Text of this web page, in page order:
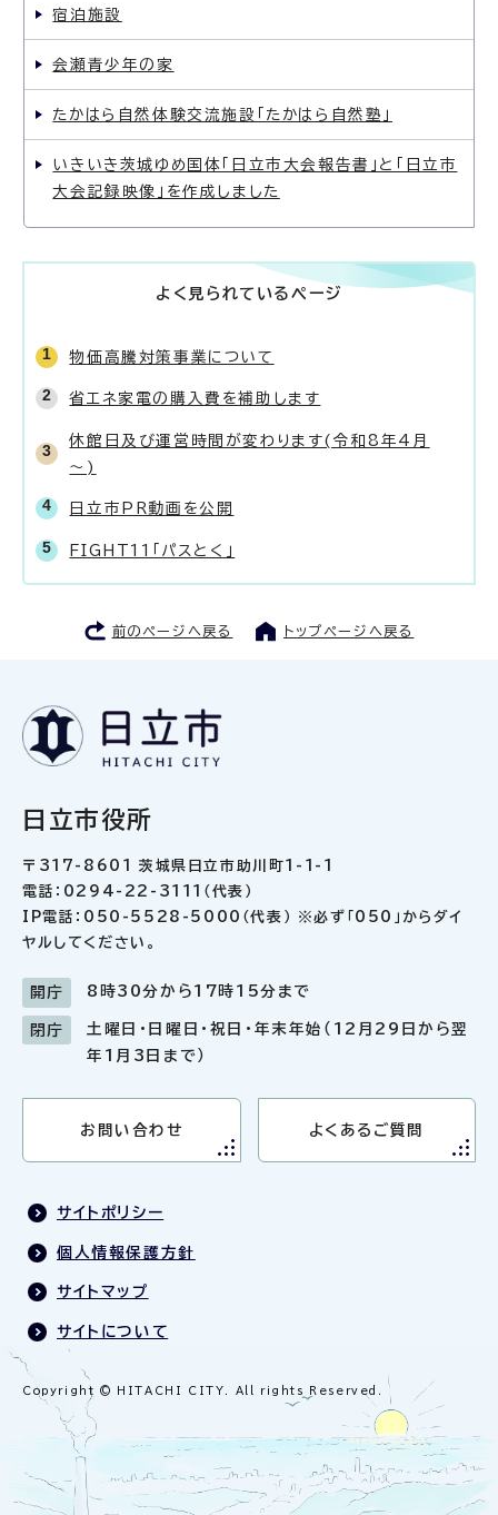
宿泊施設
会瀬青少年の家
たかはら自然体験交流施設「たかはら自然塾」
いきいき茨城ゆめ国体「日立市大会報告書」と「日立市
大会記録映像」を作成しました
よく見られているページ
物価高騰対策事業について
省エネ家電の購入費を補助します
休館日及び運営時間が変わります(令和8年4月
～)
日立市PR動画を公開
FIGHT11「パスとく」
前のページへ戻る トップページへ戻る
日立市役所
〒317-8601 茨城県日立市助川町1-1-1
電話：0294-22-3111（代表）
IP電話：050-5528-5000（代表） ※必ず「050」からダイ
ヤルしてください。
開庁 8時30分から17時15分まで
閉庁
土曜日・日曜日・祝日・年末年始（12月29日から翌
年1月3日まで）
お問い合わせ よくあるご質問
サイトポリシー
個人情報保護方針
サイトマップ
サイトについて
Copyright © HITACHI CITY. All rights Reserved.